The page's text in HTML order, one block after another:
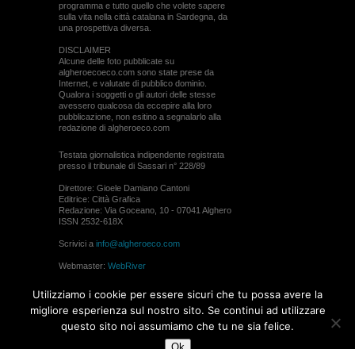
programma e tutto quello che volete sapere
sulla vita nella città catalana in Sardegna, da
una prospettiva diversa.
DISCLAIMER
Alcune delle foto pubblicate su
algheroecoeco.com sono state prese da
Internet, e valutate di pubblico dominio.
Qualora i soggetti o gli autori delle stesse
avessero qualcosa da eccepire alla loro
pubblicazione, non esitino a segnalarlo alla
redazione di algheroeco.com
Testata giornalistica indipendente registrata
presso il tribunale di Sassari n° 228/89
Direttore: Gioele Damiano Cantoni
Editrice: Città Grafica
Redazione: Via Goceano, 10 - 07041 Alghero
ISSN 2532-618X
Scrivici a info@algheroeco.com
Webmaster: WebRiver
permesso di algheroeco.com
Utilizziamo i cookie per essere sicuri che tu possa avere la
migliore esperienza sul nostro sito. Se continui ad utilizzare
questo sito noi assumiamo che tu ne sia felice.